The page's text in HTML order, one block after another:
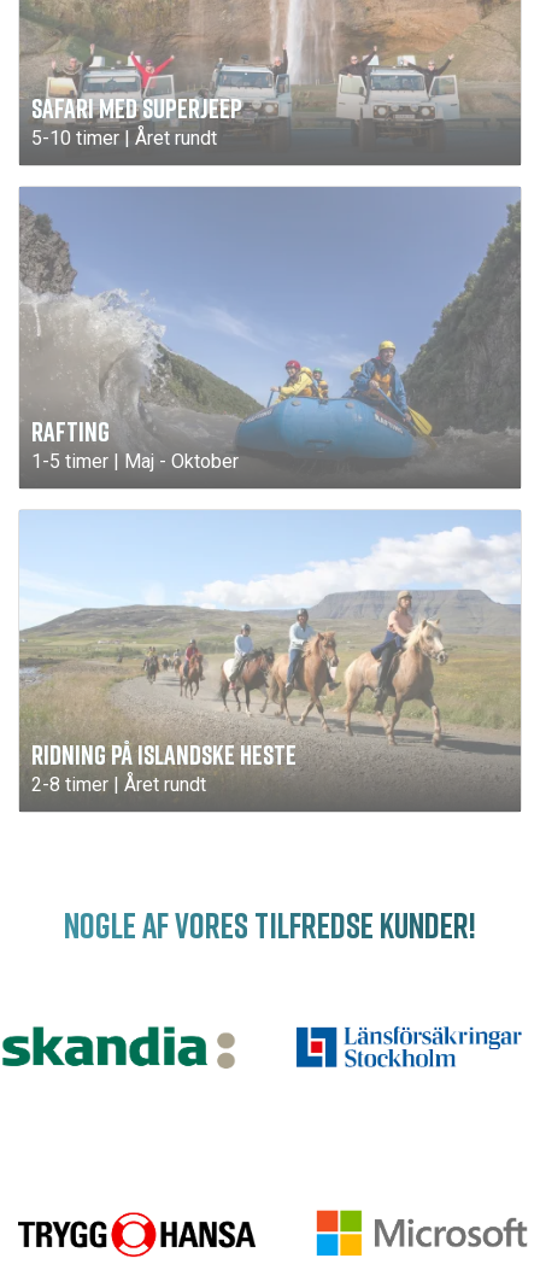
SAFARI MED SUPERJEEP
5-10 timer | Året rundt
RAFTING
1-5 timer | Maj - Oktober
RIDNING PÅ ISLANDSKE HESTE
2-8 timer | Året rundt
NOGLE AF VORES TILFREDSE KUNDER!